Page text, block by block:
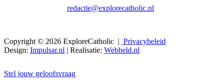
redactie@explorecatholic.nl
Copyright © 2026 ExploreCatholic | Privacybeleid
Design: Impulsar.nl | Realisatie: Webheld.nl
Stel jouw geloofsvraag